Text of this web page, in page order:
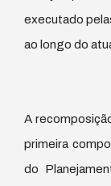
executado
ao longo do
A
primeira
do